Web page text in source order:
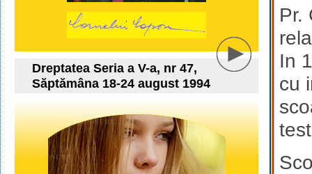
Pr.
In
cu
Dreptatea Seria a V-a, nr 47,
Săptămâna 18-24 august 1994